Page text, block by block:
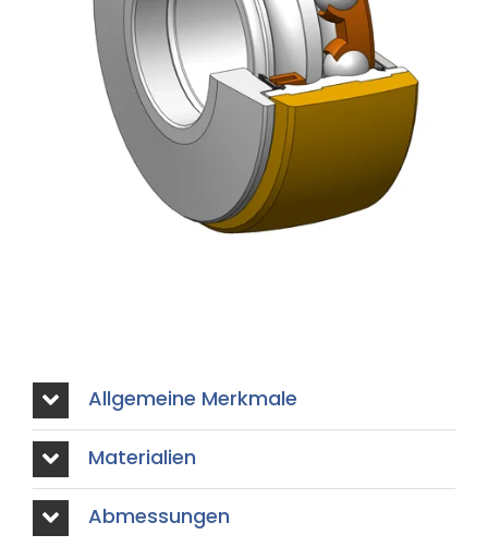
Allgemeine Merkmale
Materialien
Abmessungen